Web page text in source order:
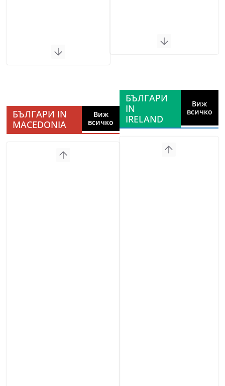
БЪЛГАРИ IN
MACEDONIA
Виж
всичко
БЪЛГАРИ
IN
IRELAND
Виж
всичко